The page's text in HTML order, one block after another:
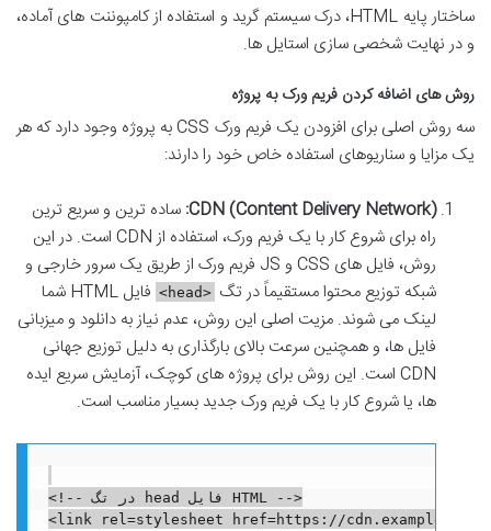
ساختار پایه HTML، درک سیستم گرید و استفاده از کامپوننت های آماده،
و در نهایت شخصی سازی استایل ها.
روش های اضافه کردن فریم ورک به پروژه
سه روش اصلی برای افزودن یک فریم ورک CSS به پروژه وجود دارد که هر
یک مزایا و سناریوهای استفاده خاص خود را دارند:
CDN (Content Delivery Network): ساده ترین و سریع ترین
راه برای شروع کار با یک فریم ورک، استفاده از CDN است. در این
روش، فایل های CSS و JS فریم ورک از طریق یک سرور خارجی و
شبکه توزیع محتوا مستقیماً در تگ <head>
فایل HTML شما
لینک می شوند. مزیت اصلی این روش، عدم نیاز به دانلود و میزبانی
فایل ها، و همچنین سرعت بالای بارگذاری به دلیل توزیع جهانی
CDN است. این روش برای پروژه های کوچک، آزمایش سریع ایده
ها، یا شروع کار با یک فریم ورک جدید بسیار مناسب است.
<!-- در تگ head فایل HTML -->
<link rel=stylesheet href=https://cdn.example.com/